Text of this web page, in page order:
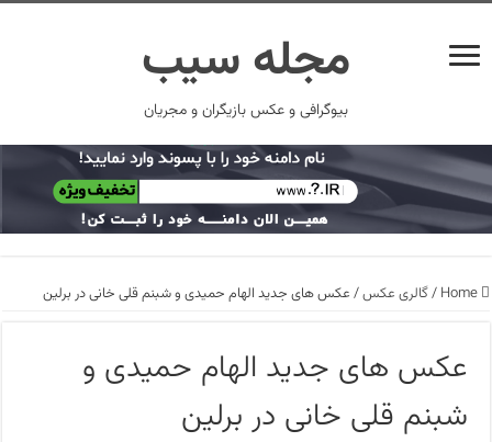
مجله سیب
بیوگرافی و عکس بازیگران و مجریان
Home
/گالری عکس/ عکس های جدید الهام حمیدی و شبنم قلی خانی در برلین
عکس های جدید الهام حمیدی و
شبنم قلی خانی در برلین